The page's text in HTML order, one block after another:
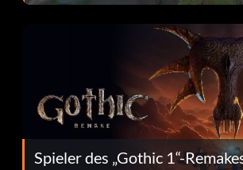
dafür.
Spieler des „Gothic 1“-